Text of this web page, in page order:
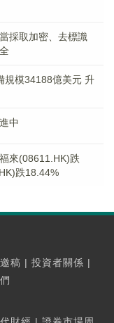
採取加密、去標識
規模34188億美元 升
中
來(08611.HK)跌
跌18.44%
稿 | 投資者關係 |